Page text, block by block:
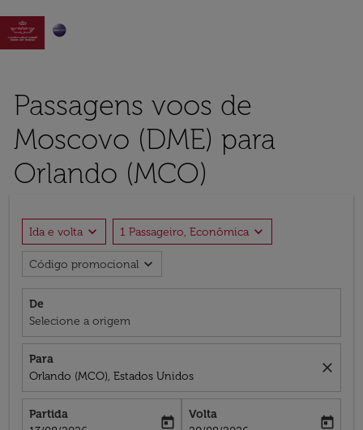

Passagens voos de
Moscovo (DME) para
Orlando (MCO)
Ida e volta expand_more 1 Passageiro, Econômica expand_more
Código promocional expand_more
De
Selecione a origem
Para
Orlando (MCO), Estados Unidos
close
Partida
today
Volta
today